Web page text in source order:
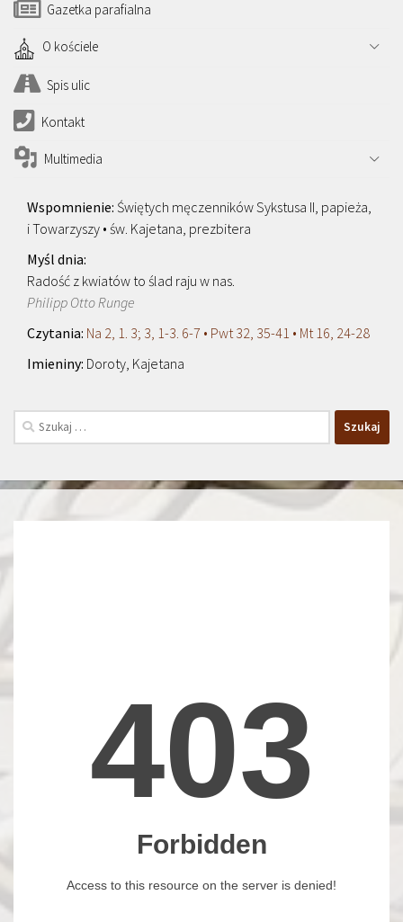
Gazetka parafialna
O kościele
Spis ulic
Kontakt
Multimedia
Świętych męczenników Sykstusa II, papieża,
i Towarzyszy • św. Kajetana, prezbitera
Radość z kwiatów to ślad raju w nas.
Philipp Otto Runge
Na 2, 1. 3; 3, 1-3. 6-7 • Pwt 32, 35-41 • Mt 16, 24-28
Doroty, Kajetana
Szukaj: